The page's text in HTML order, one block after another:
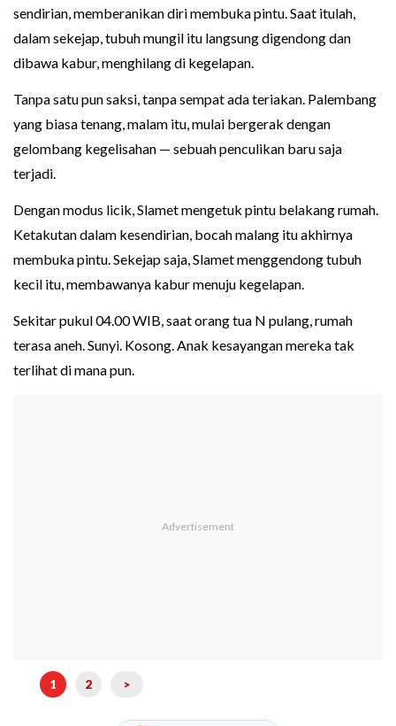
sendirian, memberanikan diri membuka pintu. Saat itulah,
dalam sekejap, tubuh mungil itu langsung digendong dan
dibawa kabur, menghilang di kegelapan.
Tanpa satu pun saksi, tanpa sempat ada teriakan. Palembang
yang biasa tenang, malam itu, mulai bergerak dengan
gelombang kegelisahan — sebuah penculikan baru saja
terjadi.
Dengan modus licik, Slamet mengetuk pintu belakang rumah.
Ketakutan dalam kesendirian, bocah malang itu akhirnya
membuka pintu. Sekejap saja, Slamet menggendong tubuh
kecil itu, membawanya kabur menuju kegelapan.
Sekitar pukul 04.00 WIB, saat orang tua N pulang, rumah
terasa aneh. Sunyi. Kosong. Anak kesayangan mereka tak
terlihat di mana pun.
1 2 >